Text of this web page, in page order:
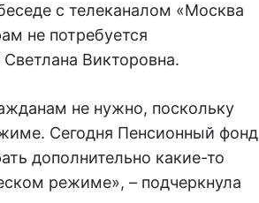
с телеканалом «Москва
не потребуется
Викторовна.
не нужно, поскольку
Сегодня Пенсионный фонд
дополнительно какие-то
режиме», – подчеркнула